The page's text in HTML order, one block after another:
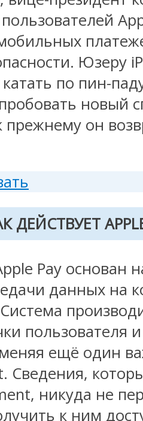
Юзеру
по пин-
новый
прежнему он
ДЕЙСТВУЕТ
Pay основан
данных на
пользователя
ещё один
Сведения,
никуда не
к ним